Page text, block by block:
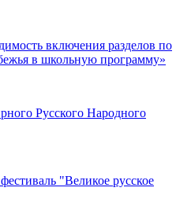
включения разделов по
в школьную программу»
Русского Народного
"Великое русское